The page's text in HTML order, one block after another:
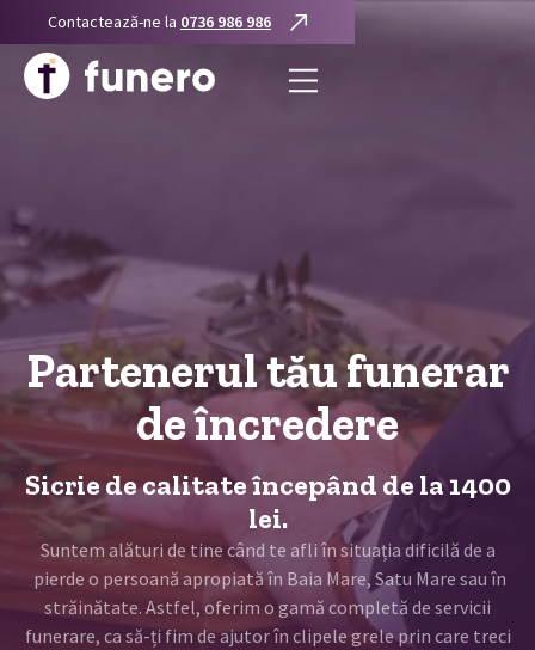
Contactează-ne la 0736 986 986
Partenerul tău funerar
de încredere
Sicrie de calitate începând de la 1400
lei.
Suntem alături de tine când te afli în situația dificilă de a
pierde o persoană apropiată în Baia Mare, Satu Mare sau în
străinătate. Astfel, oferim o gamă completă de servicii
funerare, ca să-ți fim de ajutor în clipele grele prin care treci